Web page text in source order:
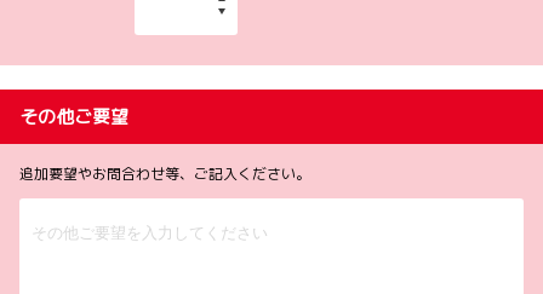
その他ご要望
追加要望やお問合わせ等、ご記入ください。